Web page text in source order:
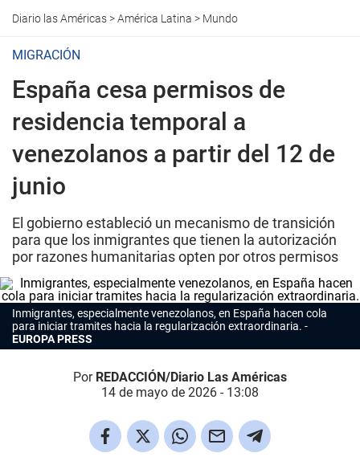
Diario las Américas>América Latina > Mundo
MIGRACIÓN
España cesa permisos de
residencia temporal a
venezolanos a partir del 12 de
junio
El gobierno estableció un mecanismo de transición
para que los inmigrantes que tienen la autorización
por razones humanitarias opten por otros permisos
Inmigrantes, especialmente venezolanos, en España hacen cola
para iniciar tramites hacia la regularización extraordinaria.
EUROPA PRESS
Por REDACCIÓN/Diario Las Américas
14 de mayo de 2026 - 13:08